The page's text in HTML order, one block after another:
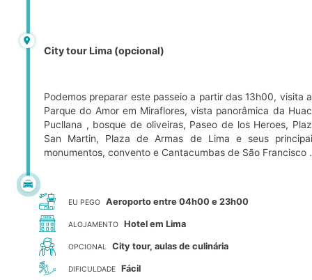
City tour Lima (opcional)
Podemos preparar este passeio a partir das 13h00, visita
Parque do Amor em Miraflores, vista panorâmica da
Pucllana , bosque de oliveiras, Paseo de los Heroes,
San Martin, Plaza de Armas de Lima e seus
monumentos, convento e Cantacumbas de São Francisco .
EU PEGO Aeroporto entre 04h00 e 23h00
ALOJAMENTO Hotel em Lima
OPCIONAL City tour, aulas de culinária
DIFICULDADE Fácil